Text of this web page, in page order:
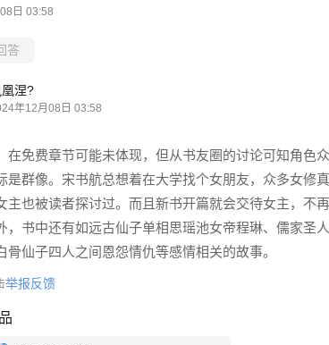
日 03:58
答
凰涅?
年12月08日 03:58
在免费章节可能未体现，但从书友圈的讨论可知角色
是群像。宋书航总想着在大学找个女朋友，众多女修
主也被读者探讨过。而且新书开篇就会交待女主，不
，书中还有如远古仙子单相思瑶池女帝程琳、儒家圣
骨仙子四人之间恩怨情仇等感情相关的故事。
举报反馈